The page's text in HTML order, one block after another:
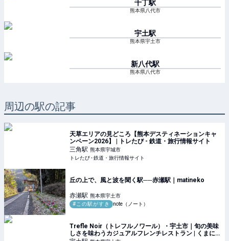
千丁駅
熊本県八代市
宇土駅
熊本県宇土市
新八代駅
熊本県八代市
周辺の駅の記事
天草エリアの見どころ【熊本デスティネーションキャ
ンペーン2026】 | トレたび - 鉄道・旅行情報サイト
三角駅 熊本県宇城市
トレたび - 鉄道・旅行情報サイト
丘の上で、風と波を聞く駅──赤瀬駅｜matineko
赤瀬駅 熊本県宇土市
#この駅がすき
note（ノート）
Trefle Noir（トレフルノワール）・宇土市｜旬の美味
しさを味わうカジュアルフレンチレストラン | くまに